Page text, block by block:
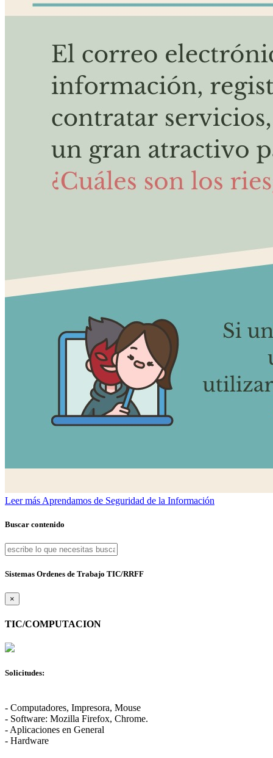
Leer más Aprendamos de Seguridad de la Información
Buscar contenido
Sistemas Ordenes de Trabajo TIC/RRFF
×
TIC/COMPUTACION
Solicitudes:
- Computadores, Impresora, Mouse
- Software: Mozilla Firefox, Chrome.
- Aplicaciones en General
- Hardware